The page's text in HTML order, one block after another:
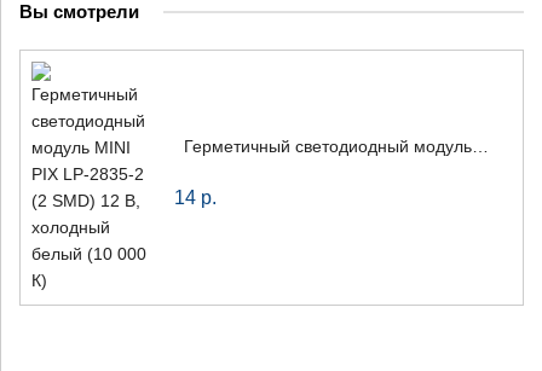
Вы смотрели
14 р.